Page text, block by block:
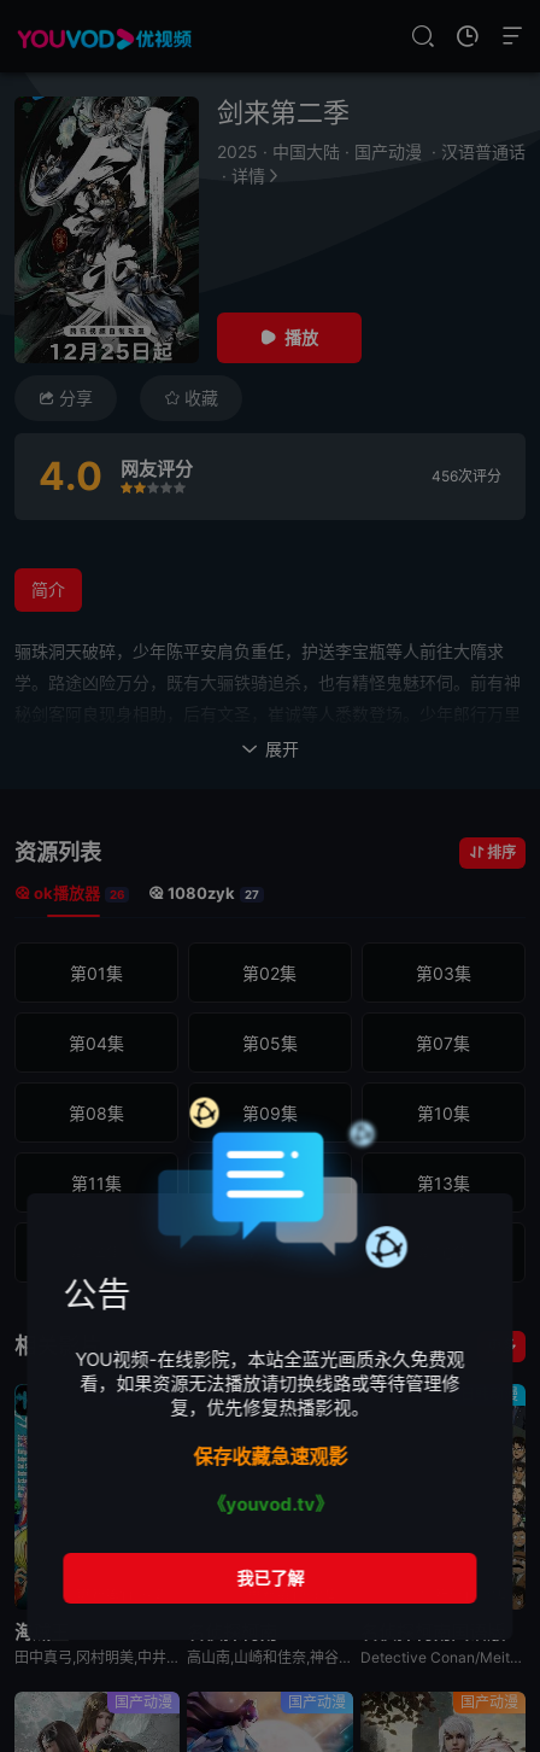
剑来第二季
2025 · 中国大陆 · 国产动漫 · 汉语普通话
· 详情
播放
分享 收藏
4.0 网友评分
很差较差还行
推荐
力荐
456次评分
简介
骊珠洞天破碎，少年陈平安肩负重任，护送李宝瓶等人前往大隋求
学。路途凶险万分，既有大骊铁骑追杀，也有精怪鬼魅环伺。前有神
路，挥百万拳，肩头既有草长莺飞也有责任使命。人间山水郎，踏上
 展开
资源列表 排序
ok播放器 26 1080zyk 27
第01集 第02集 第03集
第04集 第05集 第07集
第08集 第09集 第10集
第11集 第12集 第13集
第15集
第20集 第21集 第22集
第24集
相关影片 更多
日韩动漫
海贼王
田中真弓,冈村明美,中井和哉,山口胜平,平田广明,大谷育江,山口由里子,矢尾一树,长岛雄一,池田秀一,古川登志夫,古谷彻,大塚周夫,津嘉山正种,草尾毅,大场真人,宝龟克寿,园部启一,柴田秀胜,中博史,阪口大助,竹内顺子,千叶繁,三石琴乃,挂川裕彦,堀秀行,田中秀幸,大友龙三郎,有本钦隆,大塚明夫,玄田哲章,小山茉美,土井美加,野田顺子,渡边美佐,野上尤加奈,林原惠美,水树奈奈,园崎未惠,西原久美子,久川绫,泽城美雪,池泽春菜,斋藤千和,神谷浩史,浪川大辅,森久保祥太郎,石田彰,高木涉,桧山修之,子安武人,
日韩动漫
高山南,山崎和佳奈,神谷明,小山力也,林原惠美,山口胜平,田中秀幸,岛本须美,绪方贤一,堀川亮,松井菜樱子,宫村优子,岩居由希子,大谷育江,高木涉,高岛雅罗,堀之纪,立木文彦,小山茉美,三石琴乃,置鲇龙太郎,日高法子,池田秀一,古谷彻
日韩动漫
更新至1250集
Detective Conan/Meitantei Conan/Case Closed
国产动漫 国产动漫 国产动漫
公告
YOU视频-在线影院，本站全蓝光画质永久免费观
看，如果资源无法播放请切换线路或等待管理修
复，优先修复热播影视。
保存收藏急速观影
《youvod.tv》